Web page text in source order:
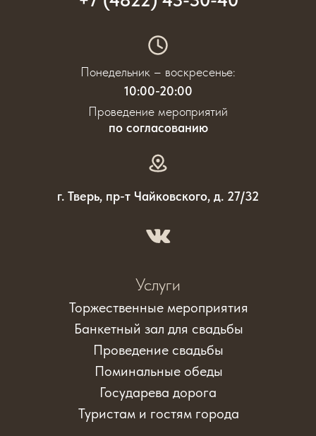
Услуги
Государева дорога
Торжественные мероприятия
Поминальные обеды
Банкетный зал для свадьбы
Проведение свадьбы
Туристам и гостям города
Проведение мероприятий
по согласованию
Понедельник – воскресенье:
10:00-20:00
г. Тверь, пр-т Чайковского, д. 27/32